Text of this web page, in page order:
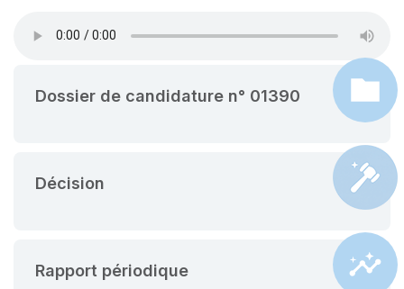
Dossier de candidature n° 01390
Décision
Rapport périodique